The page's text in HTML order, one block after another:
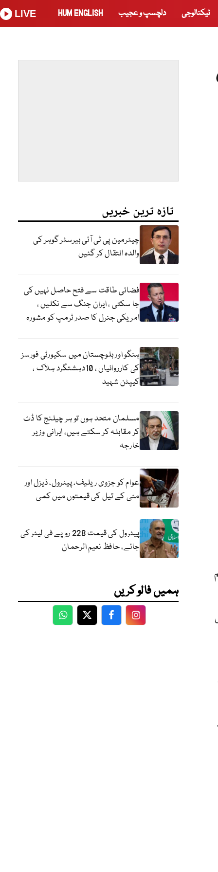
ٹیکنالوجی دلچسپ و عجیب HUM ENGLISH
LIVE
تازہ ترین خبریں
چیئرمین پی ٹی آئی بیرسٹر گوہر کی
والدہ انتقال کر گئیں
فضائی طاقت سے فتح حاصل نہیں کی
جا سکتی ، ایران جنگ سے نکلیں ،
امریکی جنرل کا صدر ٹرمپ کو مشورہ
ہنگو اور بلوچستان میں سکیورٹی فورسز
کی کارروائیاں ، 10دہشتگرد ہلاک ،
کیپٹن شہید
مسلمان متحد ہوں تو ہر چیلنج کا ڈٹ
کر مقابلہ کر سکتے ہیں، ایرانی وزیر
خارجہ
عوام کو جزوی ریلیف، پیٹرول، ڈیزل اور
مٹی کے تیل کی قیمتوں میں کمی
پیٹرول کی قیمت 228 روپے فی لیٹر کی
جائے، حافظ نعیم الرحمان
ہمیں فالو کریں
WhatsApp
TwitterFacebookFacebook